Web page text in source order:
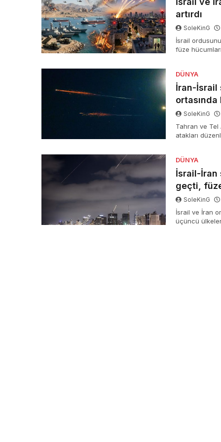
artırdı
SoleKinG
İsrail
füze
DÜNYA
İran-İsrail
ortasında
SoleKinG
Tahran ve Tel
atakları
DÜNYA
İsrail-İran
geçti,
SoleKinG
İsrail ve İran
üçüncü